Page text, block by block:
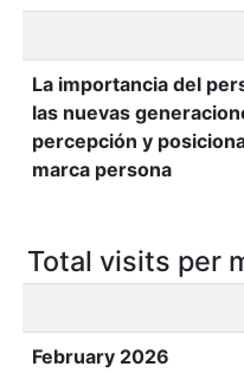
La importancia del
las nuevas
percepción y
marca persona
Total visits per
February 2026